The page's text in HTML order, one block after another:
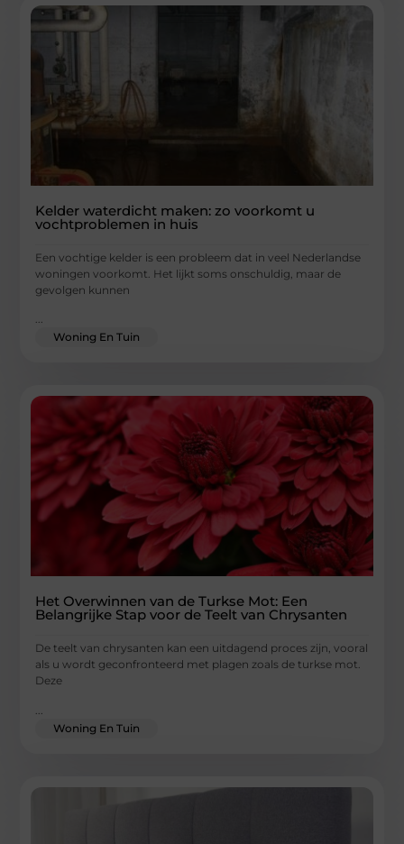
Kelder waterdicht maken: zo voorkomt u
vochtproblemen in huis
Een vochtige kelder is een probleem dat in veel Nederlandse
woningen voorkomt. Het lijkt soms onschuldig, maar de
gevolgen kunnen
...
Woning En Tuin
Het Overwinnen van de Turkse Mot: Een
Belangrijke Stap voor de Teelt van Chrysanten
De teelt van chrysanten kan een uitdagend proces zijn, vooral
als u wordt geconfronteerd met plagen zoals de turkse mot.
Deze
Woning En Tuin